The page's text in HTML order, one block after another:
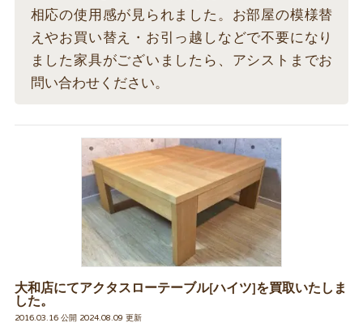
相応の使用感が見られました。お部屋の模様替
えやお買い替え・お引っ越しなどで不要になり
ました家具がございましたら、アシストまでお
問い合わせください。
大和店にてアクタスローテーブル[ハイツ]を買取いたしま
した。
2016.03.16 公開 2024.08.09 更新